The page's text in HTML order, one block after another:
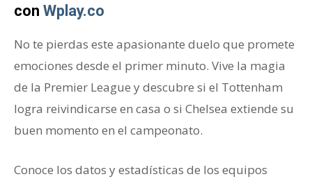
con Wplay.co
No te pierdas este apasionante duelo que promete
emociones desde el primer minuto. Vive la magia
de la Premier League y descubre si el Tottenham
logra reivindicarse en casa o si Chelsea extiende su
buen momento en el campeonato.
Conoce los datos y estadísticas de los equipos